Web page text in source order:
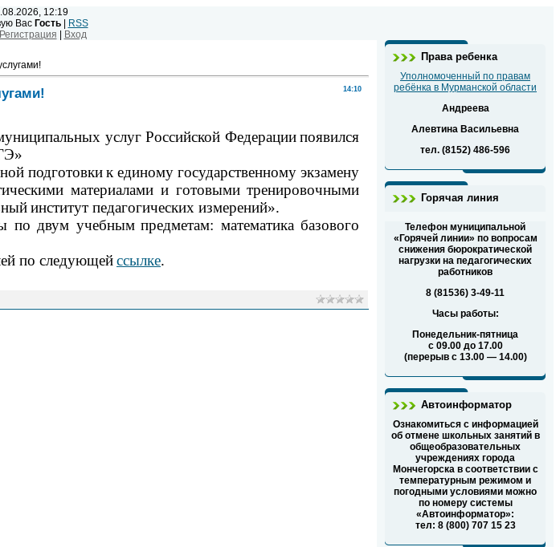
12:19
Вас Гость|
RSS
Регистрация Вход
14:10
услуг Российской Федерации появился
подготовкик единому государственному экзамену
материалами и готовыми тренировочными
институт педагогических измерений».
по двум учебным предметам: математика базового
по следующейссылке.
Права ребенка
Уполномоченный по правам
ребёнка в Мурманской области
Андреева
Алевтина Васильевна
тел. (8152) 486-596
Горячая линия
Телефон муниципальной
«Горячей линии» по вопросам
снижения бюрократической
нагрузки на педагогических
работников
8 (81536) 3-49-11
Часы работы:
Понедельник-пятница
с 09.00 до 17.00
(перерыв с 13.00 — 14.00)
Автоинформатор
Ознакомиться с информацией
об отмене школьных занятий в
общеобразовательных
учреждениях города
Мончегорска в соответствии с
температурным режимом и
погодными условиями можно
по номеру системы
«Автоинформатор»:
тел: 8 (800) 707 15 23